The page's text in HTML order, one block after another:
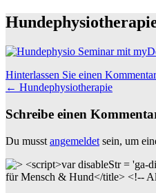
Hinterlassen Sie einen Kommentar
Beitrags
Navigation
← Hundephysiotherapie
Schreibe einen
Du musst angemeldet sein, um